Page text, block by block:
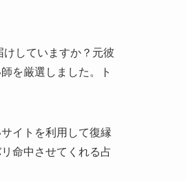
していますか？元彼
を厳選しました。ト
イトを利用して復縁
命中させてくれる占